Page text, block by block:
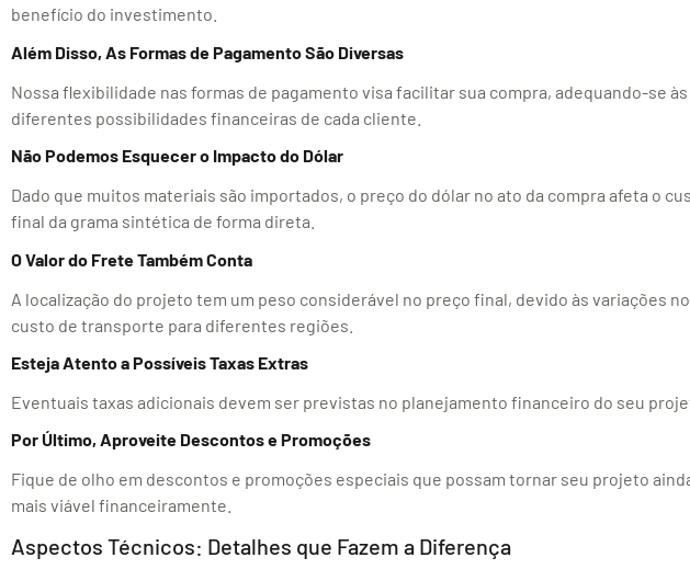
benefício do investimento.
Além Disso, As Formas de Pagamento São Diversas
Nossa flexibilidade nas formas de pagamento visa facilitar sua compra, adequando-se às
diferentes possibilidades financeiras de cada cliente.
Não Podemos Esquecer o Impacto do Dólar
Dado que muitos materiais são importados, o preço do dólar no ato da compra afeta o
final da grama sintética de forma direta.
O Valor do Frete Também Conta
A localização do projeto tem um peso considerável no preço final, devido às variações no
custo de transporte para diferentes regiões.
Esteja Atento a Possíveis Taxas Extras
Eventuais taxas adicionais devem ser previstas no planejamento financeiro do seu
Por Último, Aproveite Descontos e Promoções
Fique de olho em descontos e promoções especiais que possam tornar seu projeto
mais viável financeiramente.
Aspectos Técnicos: Detalhes que Fazem a Diferença